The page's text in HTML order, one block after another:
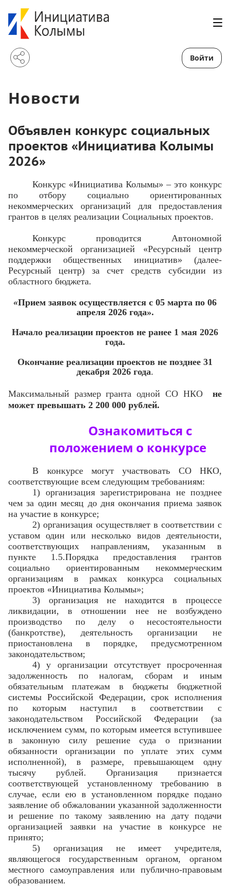
Войти
Новости
Объявлен конкурс социальных
проектов «Инициатива Колымы
2026»
Конкурс «Инициатива Колымы» – это конкурс
по отбору социально ориентированных
некоммерческих организаций для предоставления
грантов в целях реализации Социальных проектов.
Конкурс проводится Автономной
некоммерческой организацией «Ресурсный центр
поддержки общественных инициатив» (далее-
Ресурсный центр) за счет средств субсидии из
областного бюджета.
«Прием заявок осуществляется с 05 марта по 06
апреля 2026 года».
Начало реализации проектов не ранее 1 мая 2026
года.
Окончание реализации проектов не позднее 31
декабря 2026 года.
Максимальный размер гранта одной СО НКО не
может превышать 2 200 000 рублей.
Ознакомиться с
положением о конкурсе
В конкурсе могут участвовать СО НКО,
соответствующие всем следующим требованиям:
1) организация зарегистрирована не позднее
чем за один месяц до дня окончания приема заявок
на участие в конкурсе;
2) организация осуществляет в соответствии с
уставом один или несколько видов деятельности,
соответствующих направлениям, указанным в
пункте 1.5.Порядка предоставления грантов
социально ориентированным некоммерческим
организациям в рамках конкурса социальных
проектов «Инициатива Колымы»;
3) организация не находится в процессе
ликвидации, в отношении нее не возбуждено
производство по делу о несостоятельности
(банкротстве), деятельность организации не
приостановлена в порядке, предусмотренном
законодательством;
4) у организации отсутствует просроченная
задолженность по налогам, сборам и иным
обязательным платежам в бюджеты бюджетной
системы Российской Федерации, срок исполнения
по которым наступил в соответствии с
законодательством Российской Федерации (за
исключением сумм, по которым имеется вступившее
в законную силу решение суда о признании
обязанности организации по уплате этих сумм
исполненной), в размере, превышающем одну
тысячу рублей. Организация признается
соответствующей установленному требованию в
случае, если ею в установленном порядке подано
заявление об обжаловании указанной задолженности
и решение по такому заявлению на дату подачи
организацией заявки на участие в конкурсе не
принято;
5) организация не имеет учредителя,
являющегося государственным органом, органом
местного самоуправления или публично-правовым
образованием.